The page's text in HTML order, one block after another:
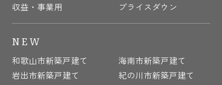
収益・事業用
プライスダウン
NEW
和歌山市新築戸建て
海南市新築戸建て
岩出市新築戸建て
紀の川市新築戸建て